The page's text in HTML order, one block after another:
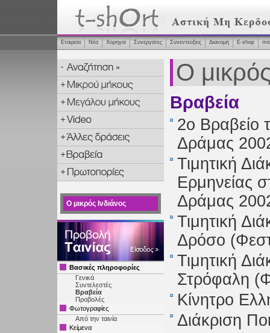
Εταιρεία Νέα Χορηγοί Συνεργάτες Συνεντεύξεις Διανομή Ε-shop
Ο μικρός Ινδιάνος
Βασικές πληροφορίες
Γενικά
Συντελεστές
Βραβεία
Προβολές
Φωτογραφίες
Από την ταινία
Κείμενα
Ο
Βραβεία
2ο Βραβείο
Δράμας
Τιμητική
Ερμηνείας
Δράμας
Τιμητική
Δρόσο
Τιμητική
Στρόφαλη
Κίνητρο
Διάκριση